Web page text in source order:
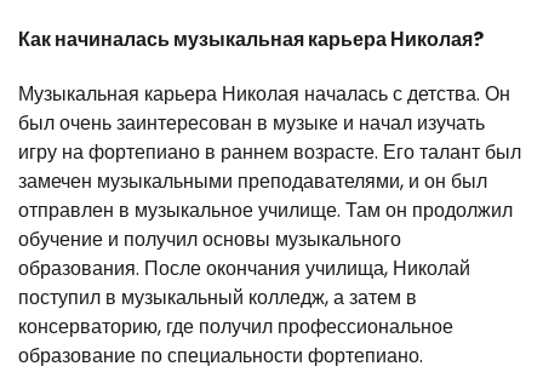
Как начиналась музыкальная карьера Николая?
Музыкальная карьера Николая началась с детства. Он
был очень заинтересован в музыке и начал изучать
игру на фортепиано в раннем возрасте. Его талант был
замечен музыкальными преподавателями, и он был
отправлен в музыкальное училище. Там он продолжил
обучение и получил основы музыкального
образования. После окончания училища, Николай
поступил в музыкальный колледж, а затем в
консерваторию, где получил профессиональное
образование по специальности фортепиано.